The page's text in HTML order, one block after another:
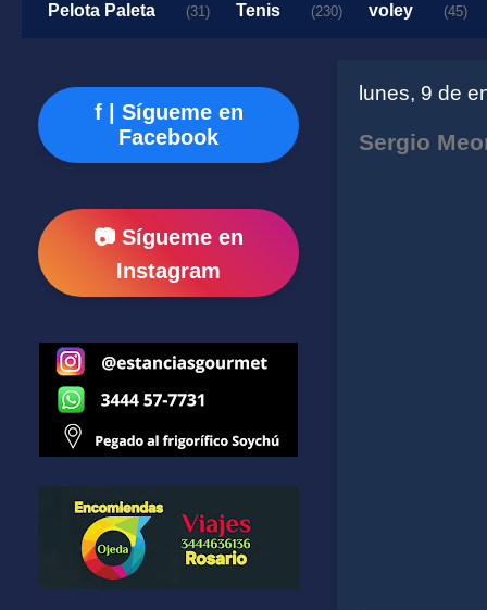
Pelota Paleta (31) Tenis (230) voley (45)
lunes, 9 de
Sergio
f | Sígueme en
Facebook
📷 Sígueme en
Instagram